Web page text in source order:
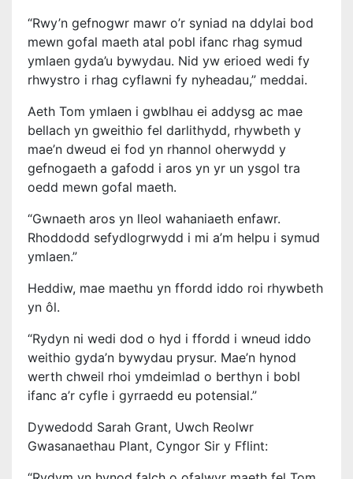
“Rwy’n gefnogwr mawr o’r syniad na ddylai bod
mewn gofal maeth atal pobl ifanc rhag symud
ymlaen gyda’u bywydau. Nid yw erioed wedi fy
rhwystro i rhag cyflawni fy nyheadau,” meddai.
Aeth Tom ymlaen i gwblhau ei addysg ac mae
bellach yn gweithio fel darlithydd, rhywbeth y
mae’n dweud ei fod yn rhannol oherwydd y
gefnogaeth a gafodd i aros yn yr un ysgol tra
oedd mewn gofal maeth.
“Gwnaeth aros yn lleol wahaniaeth enfawr.
Rhoddodd sefydlogrwydd i mi a’m helpu i symud
ymlaen.”
Heddiw, mae maethu yn ffordd iddo roi rhywbeth
yn ôl.
“Rydyn ni wedi dod o hyd i ffordd i wneud iddo
weithio gyda’n bywydau prysur. Mae’n hynod
werth chweil rhoi ymdeimlad o berthyn i bobl
ifanc a’r cyfle i gyrraedd eu potensial.”
Dywedodd Sarah Grant, Uwch Reolwr
Gwasanaethau Plant, Cyngor Sir y Fflint: